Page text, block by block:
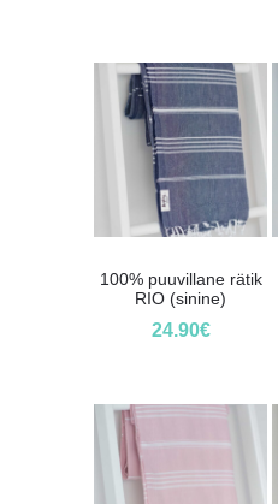
100% puuvillane rätik
RIO (sinine)
24.90€